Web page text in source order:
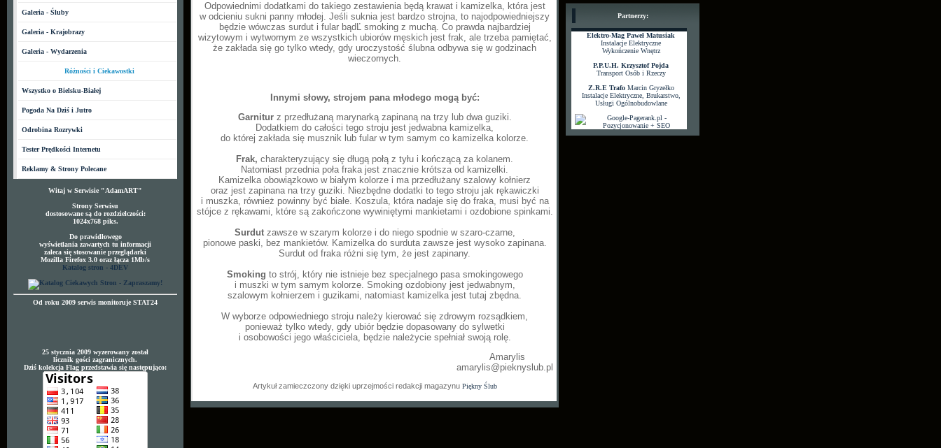
Galeria - Śluby
Galeria - Krajobrazy
Galeria - Wydarzenia
Różności i Ciekawostki
Wszystko o Bielsku-Białej
Pogoda Na Dziś i Jutro
Odrobina Rozrywki
Tester Prędkości Internetu
Reklamy & Strony Polecane
Witaj w Serwisie "AdamART"
Strony Serwisu
dostosowane są do rozdzielczości:
1024x768 piks.
Do prawidłowego
wyświetlania zawartych tu informacji
zaleca się stosowanie przeglądarki
Mozilla Firefox 3.0 oraz łącza 1Mb/s
Katalog stron - 4DEV
Od roku 2009 serwis monitoruje STAT24
25 stycznia 2009 wyzerowany został
licznik gości zagranicznych.
Dziś kolekcja Flag przedstawia się następująco:
Odpowiednimi dodatkami do takiego zestawienia będą krawat i kamizelka, która jest
w odcieniu sukni panny młodej. Jeśli suknia jest bardzo strojna, to najodpowiedniejszy
będzie wówczas surdut i fular bądĽ smoking z muchą. Co prawda najbardziej
wizytowym i wytwornym ze wszystkich ubiorów męskich jest frak, ale trzeba pamiętać,
że zakłada się go tylko wtedy, gdy uroczystość ślubna odbywa się w godzinach
wieczornych.
Innymi słowy, strojem pana młodego mogą być:
Garniturz przedłużaną marynarką zapinaną na trzy lub dwa guziki.
Dodatkiem do całości tego stroju jest jedwabna kamizelka,
do której zakłada się musznik lub fular w tym samym co kamizelka kolorze.
Frak, charakteryzujący się długą połą z tyłu i kończącą za kolanem.
Natomiast przednia poła fraka jest znacznie krótsza od kamizelki.
Kamizelka obowiązkowo w białym kolorze i ma przedłużany szalowy kołnierz
oraz jest zapinana na trzy guziki. Niezbędne dodatki to tego stroju jak rękawiczki
i muszka, również powinny być białe. Koszula, która nadaje się do fraka, musi być na
stójce z rękawami, które są zakończone wywiniętymi mankietami i ozdobione spinkami.
Surdutzawsze w szarym kolorze i do niego spodnie w szaro-czarne,
pionowe paski, bez mankietów. Kamizelka do surduta zawsze jest wysoko zapinana.
Surdut od fraka różni się tym, że jest zapinany.
Smoking to strój, który nie istnieje bez specjalnego pasa smokingowego
i muszki w tym samym kolorze. Smoking ozdobiony jest jedwabnym,
szalowym kołnierzem i guzikami, natomiast kamizelka jest tutaj zbędna.
W wyborze odpowiedniego stroju należy kierować się zdrowym rozsądkiem,
ponieważ tylko wtedy, gdy ubiór będzie dopasowany do sylwetki
i osobowości jego właściciela, będzie należycie spełniał swoją rolę.
Amarylis
amarylis@pieknyslub.pl
Artykuł zamieczczony dzięki uprzejmości redakcji magazynu Piękny Ślub
Partnerzy:
Elektro-Mag Paweł Matusiak
Instalacje Elektryczne
Wykończenie Wnętrz
P.P.U.H. Krzysztof Pojda
Transport Osób i Rzeczy
Z.R.E TrafoMarcin Gryzełko
Instalacje Elektryczne, Brukarstwo,
Usługi Ogólnobudowlane